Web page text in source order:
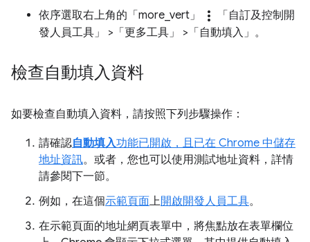
依序選取右上角的「more_vert」
more_vert
「自訂及控制開
發人員工具」
>「更多工具」 >「自動填入」 。
檢查自動填入資料
如要檢查自動填入資料，請按照下列步驟操作：
請確認自動填入功能已開啟，且已在 Chrome 中儲存
地址資訊。或者，您也可以使用測試地址資料，詳情
請參閱下一節。
例如，在這個示範頁面上開啟開發人員工具。
在示範頁面的地址網頁表單中，將焦點放在表單欄位